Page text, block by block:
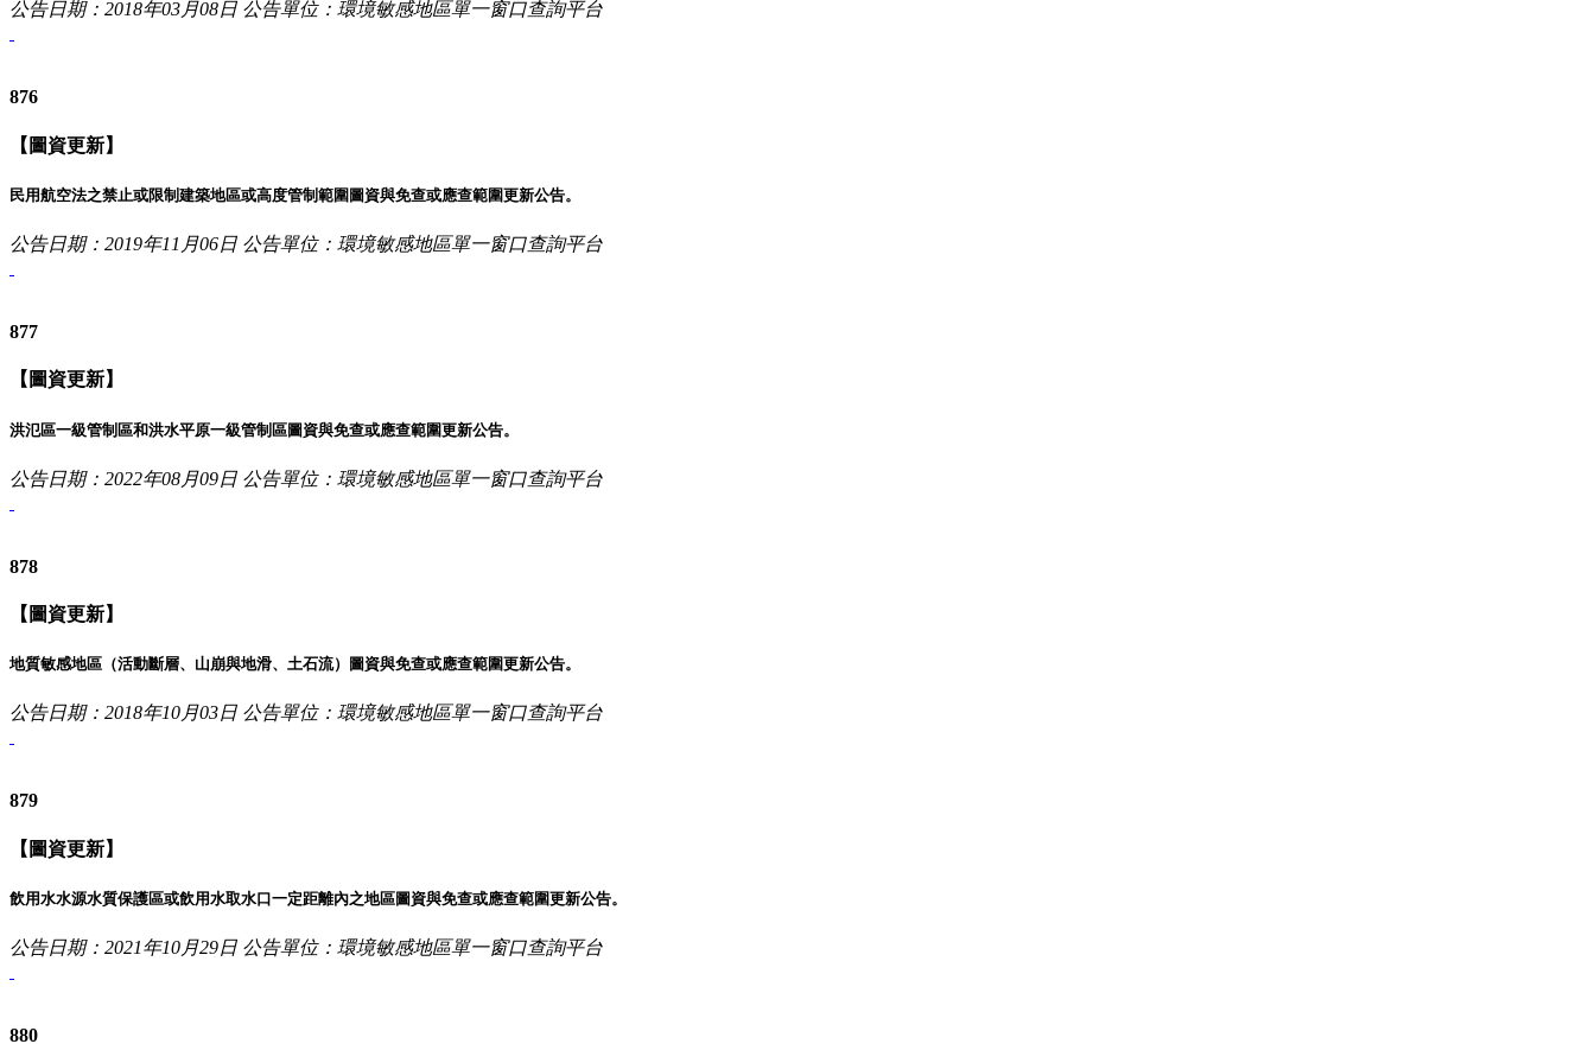
公告日期：2018年03月08日 公告單位：環境敏感地區單一窗口查詢平台
876
【圖資更新】
民用航空法之禁止或限制建築地區或高度管制範圍圖資與免查或應查範圍更新公告。
公告日期：2019年11月06日 公告單位：環境敏感地區單一窗口查詢平台
877
【圖資更新】
洪氾區一級管制區和洪水平原一級管制區圖資與免查或應查範圍更新公告。
公告日期：2022年08月09日 公告單位：環境敏感地區單一窗口查詢平台
878
【圖資更新】
地質敏感地區（活動斷層、山崩與地滑、土石流）圖資與免查或應查範圍更新公告。
公告日期：2018年10月03日 公告單位：環境敏感地區單一窗口查詢平台
879
【圖資更新】
飲用水水源水質保護區或飲用水取水口一定距離內之地區圖資與免查或應查範圍更新公告。
公告日期：2021年10月29日 公告單位：環境敏感地區單一窗口查詢平台
880